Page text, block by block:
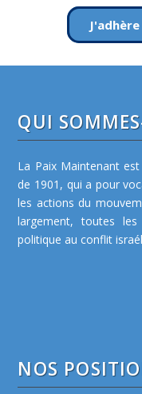
J'adhère
QUI
La Paix Maintenant
de 1901, qui a pour
les actions du
largement, toutes
politique au conflit
NOS